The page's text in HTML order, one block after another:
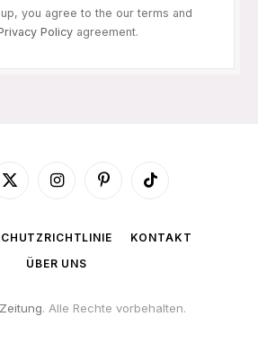
you agree to the our terms and
Policyagreement.
X
InstagramPinterestTikTok
KONTAKT
ÜBER UNS
. Alle Rechte vorbehalten.